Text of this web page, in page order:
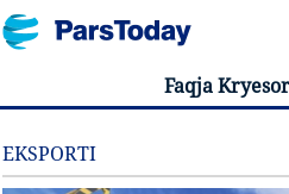
Faqja
EKSPORTI